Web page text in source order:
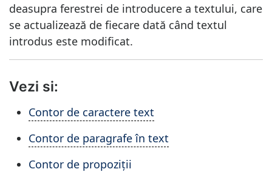
deasupra ferestrei de introducere a textului, care
se actualizează de fiecare dată când textul
introdus este modificat.
Vezi si:
Contor de caractere text
Contor de paragrafe în text
Contor de propoziții